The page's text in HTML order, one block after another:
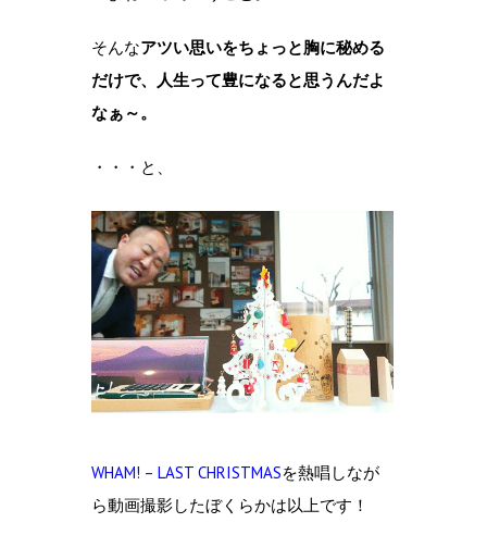
そんなアツい思いをちょっと胸に秘める
だけで、人生って豊になると思うんだよ
なぁ～。
・・・と、
WHAM! – LAST CHRISTMASを熱唱しなが
ら動画撮影したぼくらかは以上です！